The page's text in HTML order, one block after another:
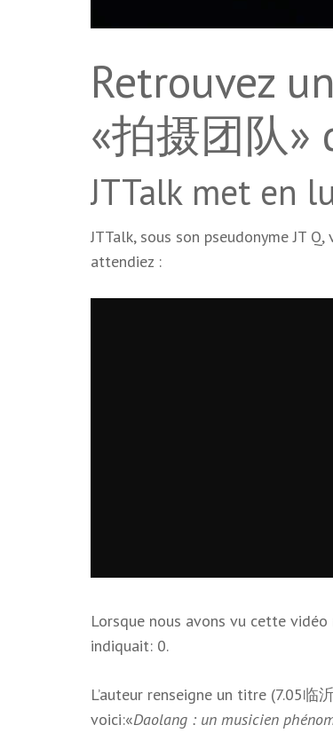
Retrouvez
«拍摄团队»
JTTalk met en
JTTalk, sous son pseudonyme JT
attendiez :
Lorsque nous avons vu cette
indiquait: 0.
L’auteur renseigne un titre (7.05
voici:«Daolang : un musicien